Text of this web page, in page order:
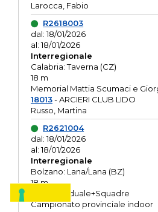
Larocca, Fabio
R2618003
dal: 18/01/2026
al: 18/01/2026
Interregionale
Calabria: Taverna (CZ)
18 m
Memorial Mattia Scumaci e
18013- ARCIERI CLUB LIDO
Russo, Martina
R2621004
dal: 18/01/2026
al: 18/01/2026
Interregionale
Bolzano: Lana/Lana (BZ)
18 m
O.R. Individuale+Squadre
Campionato provinciale indoor